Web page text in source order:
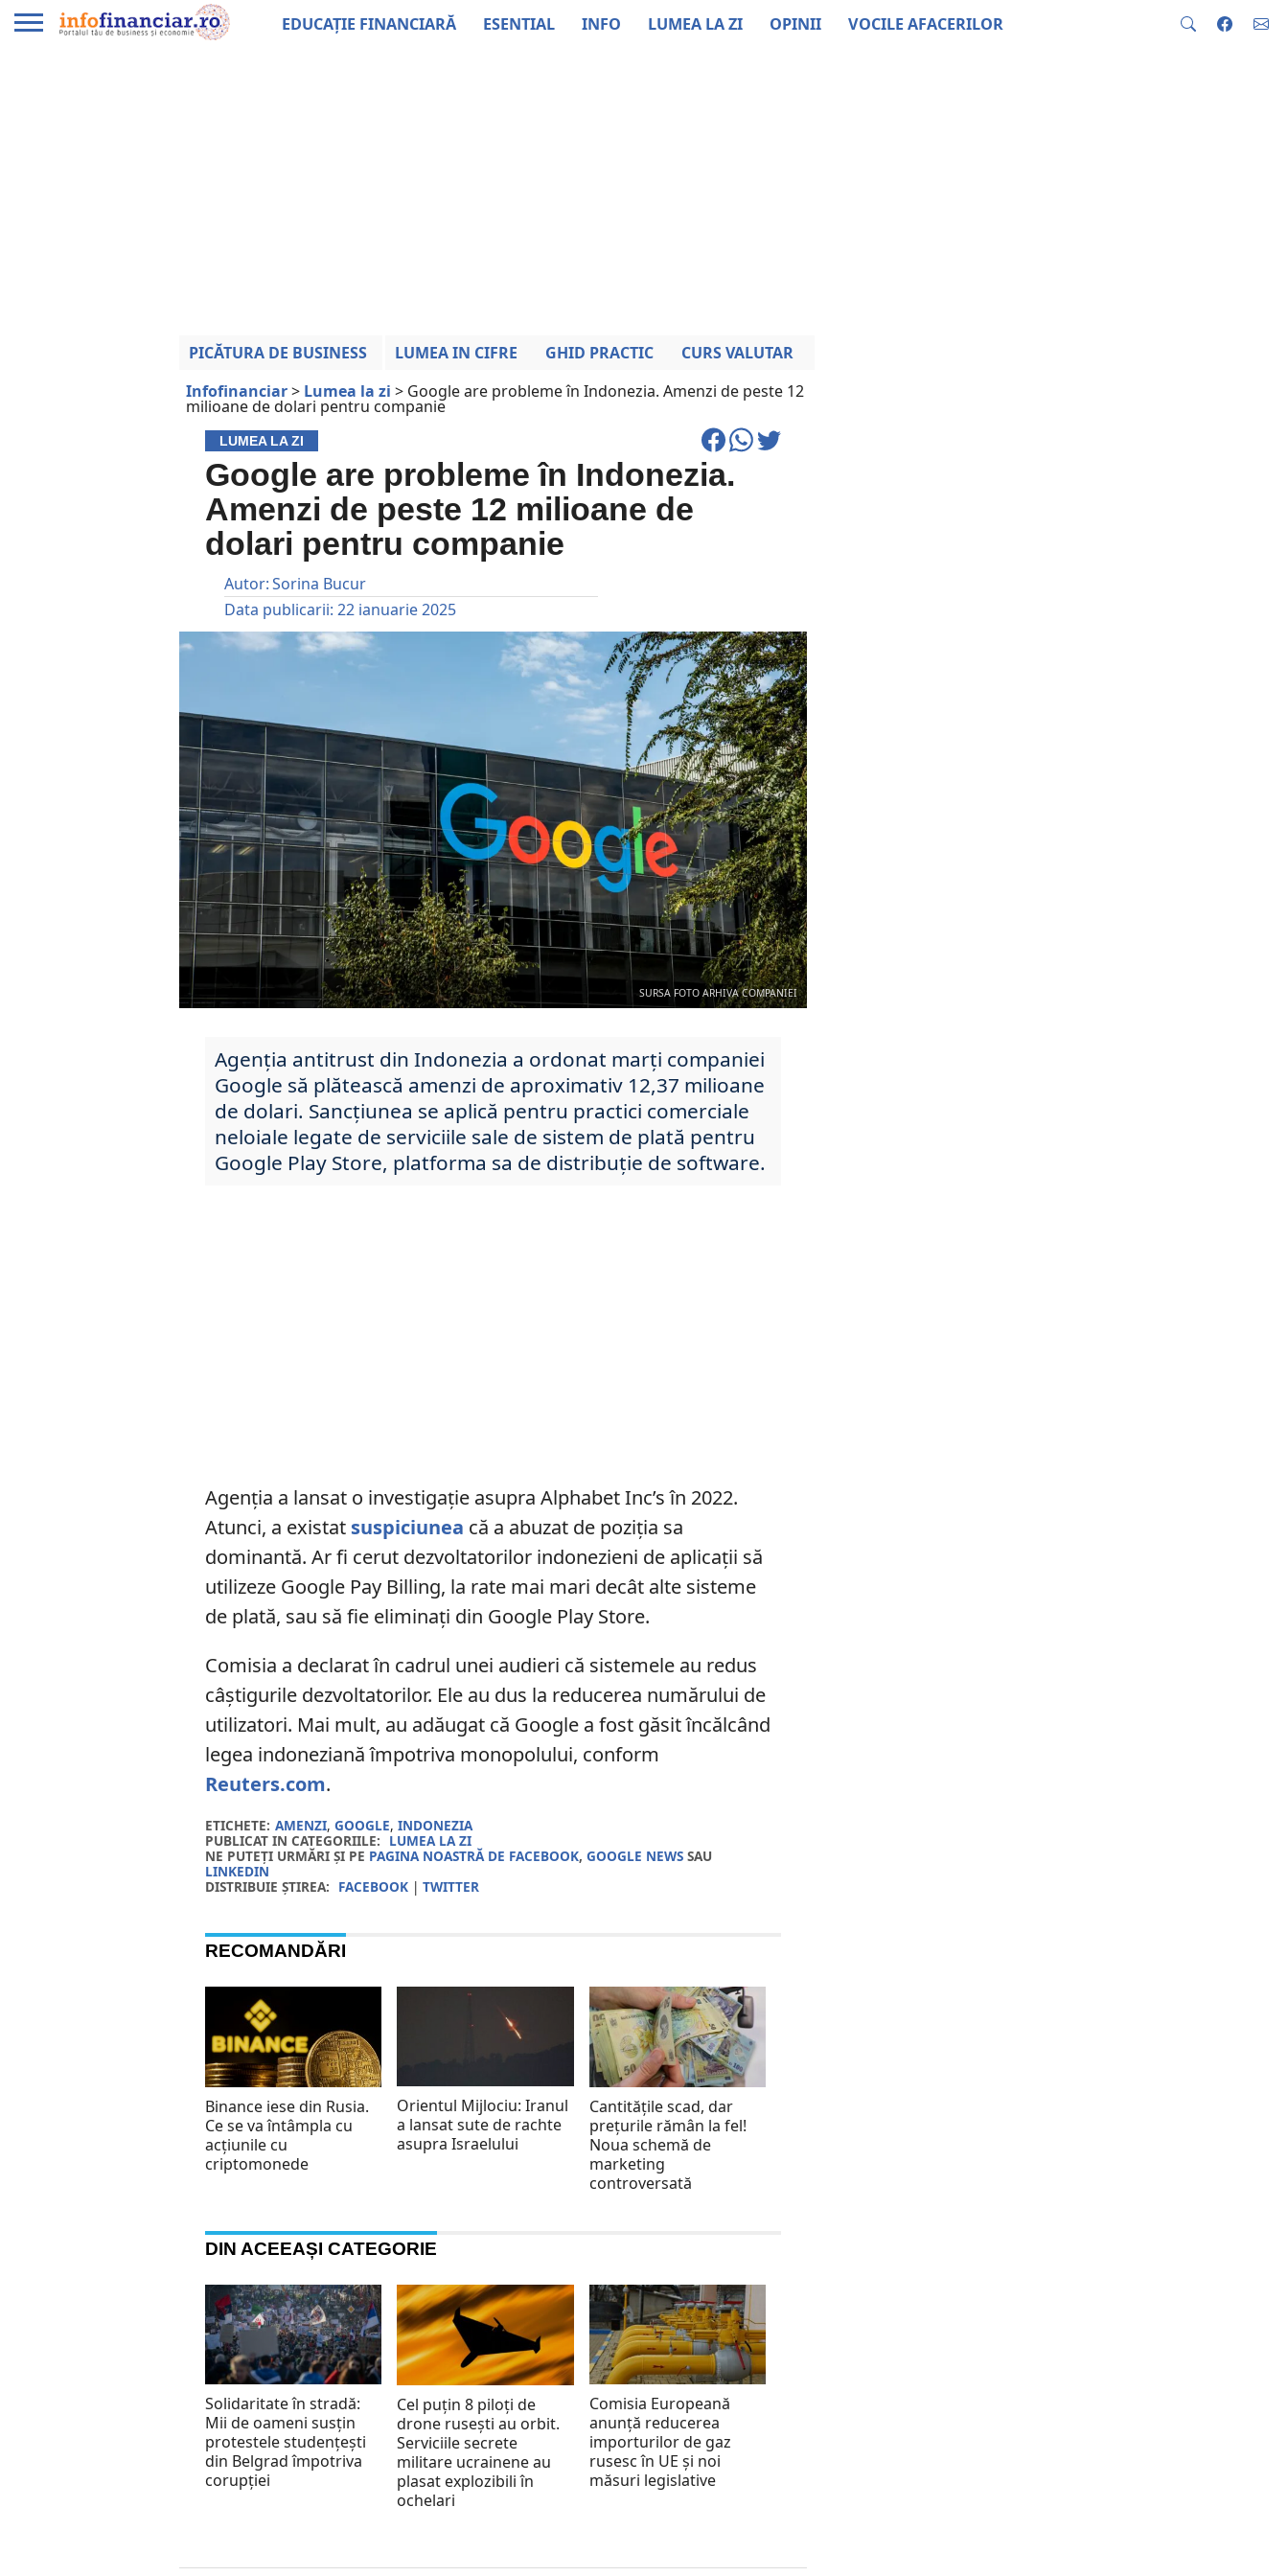
EDUCAȚIE FINANCIARĂ ESENTIAL INFO LUMEA LA ZI OPINII VOCILE AFACERILOR
PICĂTURA DE BUSINESS LUMEA IN CIFRE GHID PRACTIC
CURS VALUTAR
Infofinanciar> Lumea la zi > Google are probleme în Indonezia. Amenzi de peste 12
milioane de dolari pentru companie
LUMEA LA ZI
Google are probleme în Indonezia.
Amenzi de peste 12 milioane de
dolari pentru companie
Autor:Sorina Bucur
Data publicarii: 22 ianuarie 2025
SURSA FOTO ARHIVA COMPANIEI
Agenția antitrust din Indonezia a ordonat marți companiei
Google să plătească amenzi de aproximativ 12,37 milioane
de dolari. Sancțiunea se aplică pentru practici comerciale
neloiale legate de serviciile sale de sistem de plată pentru
Google Play Store, platforma sa de distribuție de software.
Agenția a lansat o investigație asupra Alphabet Inc’s în 2022.
Atunci, a existat suspiciunea că a abuzat de poziția sa
dominantă. Ar fi cerut dezvoltatorilor indonezieni de aplicații să
utilizeze Google Pay Billing, la rate mai mari decât alte sisteme
de plată, sau să fie eliminați din Google Play Store.
Comisia a declarat în cadrul unei audieri că sistemele au redus
câștigurile dezvoltatorilor. Ele au dus la reducerea numărului de
utilizatori. Mai mult, au adăugat că Google a fost găsit încălcând
legea indoneziană împotriva monopolului, conform
Reuters.com.
ETICHETE: AMENZI,GOOGLE,INDONEZIA
PUBLICAT IN CATEGORIILE: LUMEA LA ZI
NE PUTEȚI URMĂRI ȘI PE PAGINA NOASTRĂ DE FACEBOOK,GOOGLE NEWS SAU
LINKEDIN
DISTRIBUIE ȘTIREA: FACEBOOK |TWITTER
RECOMANDĂRI
Binance iese din Rusia.
Ce se va întâmpla cu
acțiunile cu
criptomonede
Orientul Mijlociu: Iranul
a lansat sute de rachte
asupra Israelului
Cantitățile scad, dar
prețurile rămân la fel!
Noua schemă de
marketing
controversată
DIN ACEEAȘI CATEGORIE
Solidaritate în stradă:
Mii de oameni susțin
protestele studențești
din Belgrad împotriva
corupției
Cel puțin 8 piloți de
drone rusești au orbit.
Serviciile secrete
militare ucrainene au
plasat explozibili în
ochelari
Comisia Europeană
anunță reducerea
importurilor de gaz
rusesc în UE și noi
măsuri legislative